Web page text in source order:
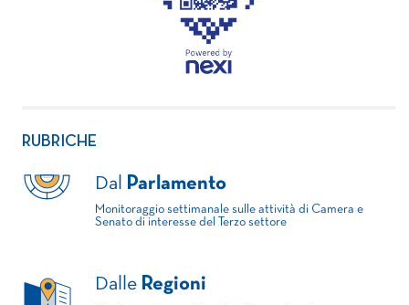
RUBRICHE
Dal Parlamento
Monitoraggio settimanale sulle attività di Camera e
Senato di interesse del Terzo settore
Dalle Regioni